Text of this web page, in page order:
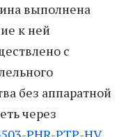
выполнена
к ней
с
без аппаратной
через